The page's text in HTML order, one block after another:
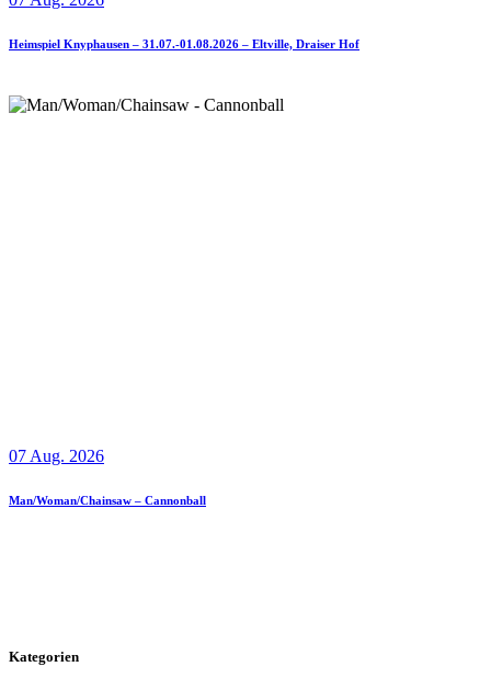
Heimspiel Knyphausen – 31.07.-01.08.2026 – Eltville, Draiser Hof
07 Aug. 2026
Man/Woman/Chainsaw – Cannonball
Kategorien